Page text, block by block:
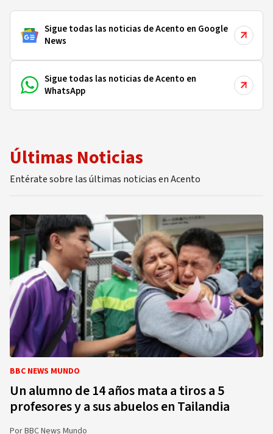
Sigue todas las noticias de Acento en Google
News
Sigue todas las noticias de Acento en
WhatsApp